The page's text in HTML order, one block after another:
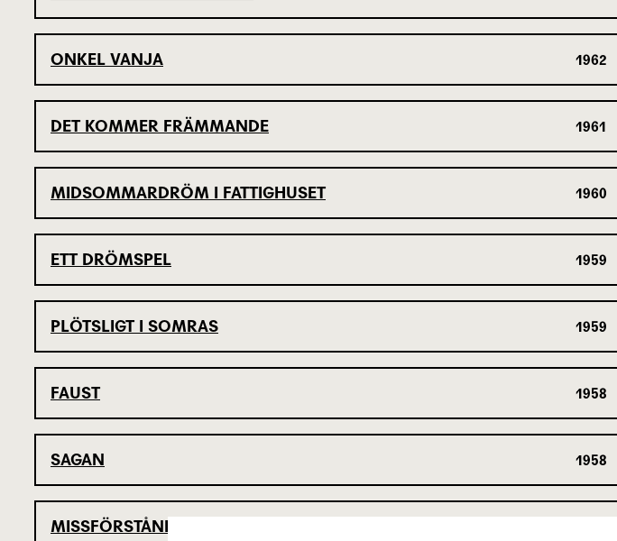
ONKEL VANJA 1962
DET KOMMER FRÄMMANDE 1961
MIDSOMMARDRÖM I FATTIGHUSET 1960
ETT DRÖMSPEL 1959
PLÖTSLIGT I SOMRAS 1959
FAUST 1958
SAGAN 1958
MISSFÖRSTÅNDET